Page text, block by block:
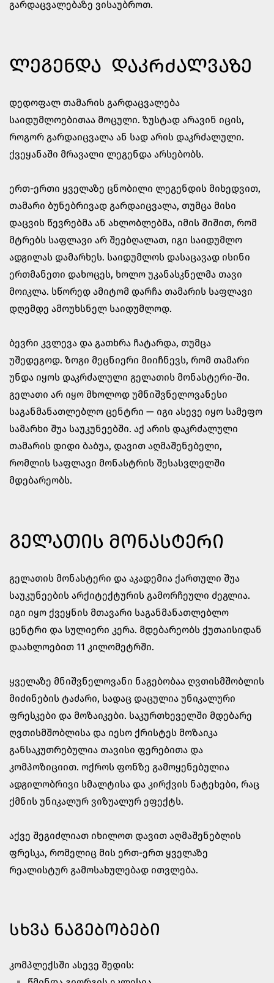
გარდაცვალებაზე ვისაუბროთ.
ᲚᲔᲒᲔᲜᲓᲐ ᲓᲐᲙᲠᲫᲐᲚᲕᲐᲖᲔ
დედოფალ თამარის გარდაცვალება
საიდუმლოებითაა მოცული. ზუსტად არავინ იცის,
როგორ გარდაიცვალა ან სად არის დაკრძალული.
ქვეყანაში მრავალი ლეგენდა არსებობს.
ერთ-ერთი ყველაზე ცნობილი ლეგენდის მიხედვით,
თამარი ბუნებრივად გარდაიცვალა, თუმცა მისი
დაცვის წევრებმა ან ახლობლებმა, იმის შიშით, რომ
მტრებს საფლავი არ შეებღალათ, იგი საიდუმლო
ადგილას დამარხეს. საიდუმლოს დასაცავად ისინი
ერთმანეთი დახოცეს, ხოლო უკანასკნელმა თავი
მოიკლა. სწორედ ამიტომ დარჩა თამარის საფლავი
დღემდე ამოუხსნელ საიდუმლოდ.
ბევრი კვლევა და გათხრა ჩატარდა, თუმცა
უშედეგოდ. ზოგი მეცნიერი მიიჩნევს, რომ თამარი
უნდა იყოს დაკრძალული გელათის მონასტერი-ში.
გელათი არ იყო მხოლოდ უმნიშვნელოვანესი
საგანმანათლებლო ცენტრი — იგი ასევე იყო სამეფო
სამარხი შუა საუკუნეებში. აქ არის დაკრძალული
თამარის დიდი ბაბუა, დავით აღმაშენებელი,
რომლის საფლავი მონასტრის შესასვლელში
მდებარეობს.
ᲒᲔᲚᲐᲗᲘᲡ ᲛᲝᲜᲐᲡᲢᲔᲠᲘ
გელათის მონასტერი და აკადემია ქართული შუა
საუკუნეების არქიტექტურის გამორჩეული ძეგლია.
იგი იყო ქვეყნის მთავარი საგანმანათლებლო
ცენტრი და სულიერი კერა. მდებარეობს ქუთაისიდან
დაახლოებით 11 კილომეტრში.
ყველაზე მნიშვნელოვანი ნაგებობაა ღვთისმშობლის
მიძინების ტაძარი, სადაც დაცულია უნიკალური
ფრესკები და მოზაიკები. საკურთხეველში მდებარე
ღვთისმშობლისა და იესო ქრისტეს მოზაიკა
განსაკუთრებულია თავისი ფერებითა და
კომპოზიციით. ოქროს ფონზე გამოყენებულია
ადგილობრივი სმალტისა და კირქვის ნატეხები, რაც
ქმნის უნიკალურ ვიზუალურ ეფექტს.
აქვე შეგიძლიათ იხილოთ დავით აღმაშენებლის
ფრესკა, რომელიც მის ერთ-ერთ ყველაზე
რეალისტურ გამოსახულებად ითვლება.
ᲡᲮᲕᲐ ᲜᲐᲒᲔᲑᲝᲑᲔᲑᲘ
კომპლექსში ასევე შედის: